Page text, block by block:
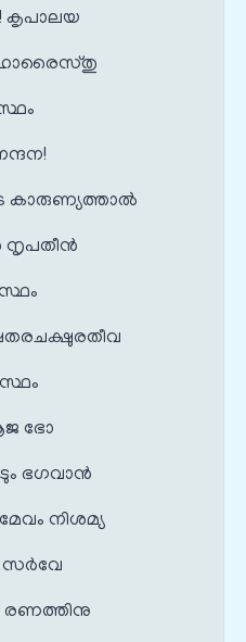
കൃപാലയ
കാരുണ്യത്താൽ
നൃപതീൻ
ഭോ
ഭഗവാൻ
നിശമ്യ
സർവേ
രണത്തിനു